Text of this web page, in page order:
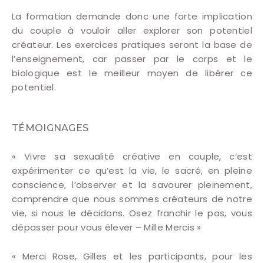
La formation demande donc une forte implication
du couple à vouloir aller explorer son potentiel
créateur. Les exercices pratiques seront la base de
l’enseignement, car passer par le corps et le
biologique est le meilleur moyen de libérer ce
potentiel.
TÉMOIGNAGES
« Vivre sa sexualité créative en couple, c’est
expérimenter ce qu’est la vie, le sacré, en pleine
conscience, l’observer et la savourer pleinement,
comprendre que nous sommes créateurs de notre
vie, si nous le décidons. Osez franchir le pas, vous
dépasser pour vous élever – Mille Mercis »
« Merci Rose, Gilles et les participants, pour les